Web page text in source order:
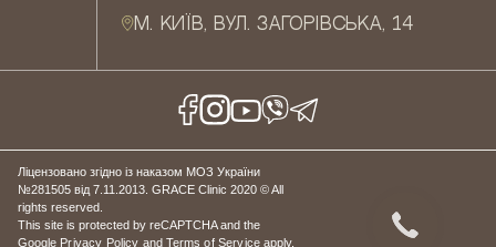
М. КИЇВ, ВУЛ. ЗАГОРІВСЬКА, 14
Ліцензовано згідно із наказом МОЗ України
№281505 від 7.11.2013. GRACE Clinic 2020 © All
rights reserved.
This site is protected by reCAPTCHA and the
Google Privacy Policy and Terms of Service apply.